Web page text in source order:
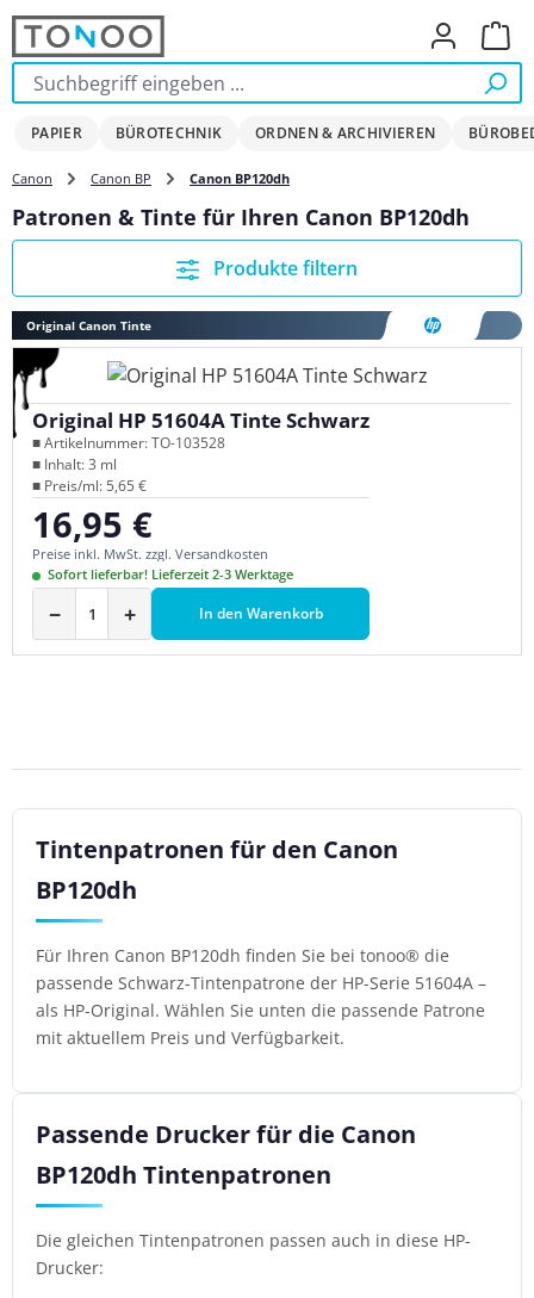
Zum Hauptinhalt springen
PAPIER BÜROTECHNIK ORDNEN & ARCHIVIEREN
Canon Canon BP Canon BP120dh
Patronen & Tinte für Ihren Canon BP120dh
Produkte filtern
Original Canon Tinte
Original HP 51604A Tinte Schwarz
■ Artikelnummer: TO-103528
■ Inhalt: 3 ml
■ Preis/ml: 5,65 €
Regulärer Preis:
16,95 €
Preise inkl. MwSt. zzgl. Versandkosten
Sofort lieferbar! Lieferzeit 2-3 Werktage
− + In den Warenkorb
Tintenpatronen für den Canon
BP120dh
Für Ihren Canon BP120dh finden Sie bei tonoo® die
passende Schwarz-Tintenpatrone der HP-Serie 51604A –
als HP-Original. Wählen Sie unten die passende Patrone
mit aktuellem Preis und Verfügbarkeit.
Passende Drucker für die Canon
BP120dh Tintenpatronen
Die gleichen Tintenpatronen passen auch in diese HP-
Drucker: